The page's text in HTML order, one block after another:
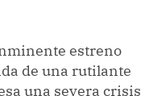
estreno
de una rutilante
una severa crisis